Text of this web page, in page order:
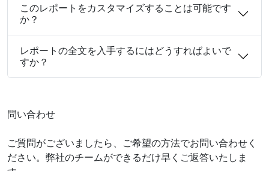
このレポートをカスタマイズすることは可能です
か？
レポートの全文を入手するにはどうすればよいで
すか？
問い合わせ
ご質問がございましたら、ご希望の方法でお問い合わせく
ださい。弊社のチームができるだけ早くご返答いたしま